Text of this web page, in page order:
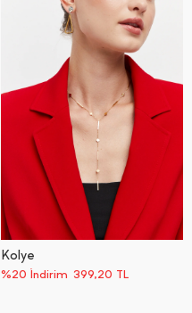
Kolye
%20 İndirim 399,20 TL